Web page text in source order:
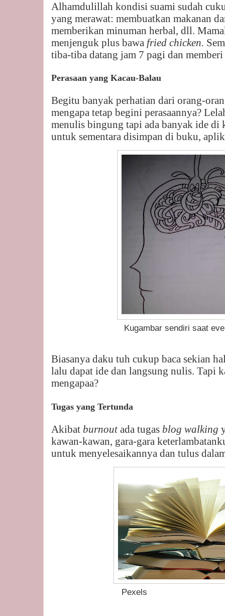
Alhamdulillah kondisi suami sudah
yang merawat: membuatkan makanan
memberikan minuman herbal, dll.
menjenguk plus bawa fried chicken.
tiba-tiba datang jam 7 pagi dan memberi
Perasaan yang Kacau-Balau
Begitu banyak perhatian dari orang-
mengapa tetap begini perasaannya?
menulis bingung tapi ada banyak ide
untuk sementara disimpan di buku,
Kugambar sendiri saat event
Biasanya daku tuh cukup baca sekian
lalu dapat ide dan langsung nulis. Tapi
mengapaa?
Tugas yang Tertunda
Akibat burnoutada tugas blog walking
kawan-kawan, gara-gara
untuk menyelesaikannya dan tulus
Pexels